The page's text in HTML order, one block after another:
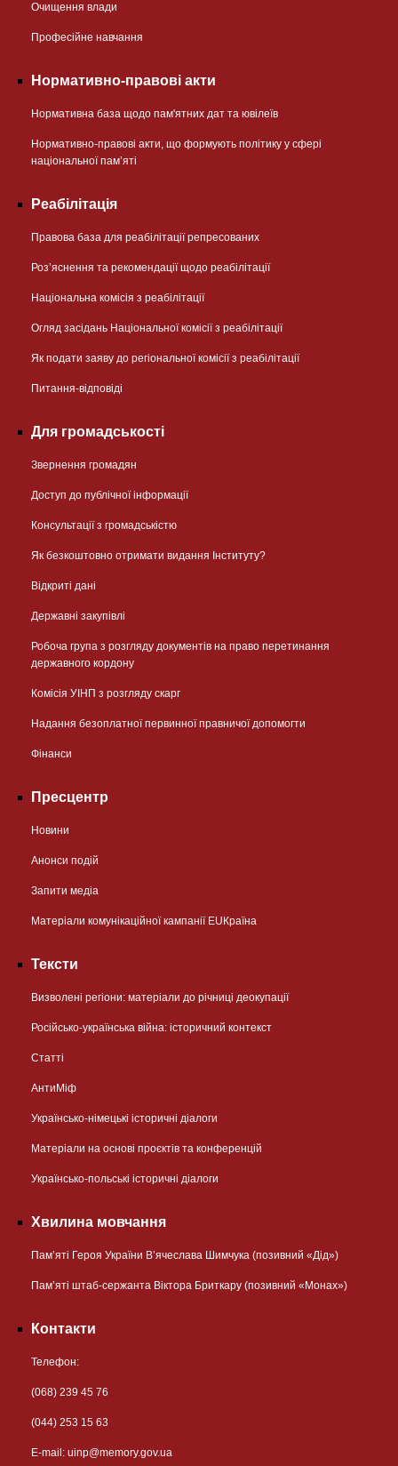
Очищення влади
Професійне навчання
Нормативно-правові акти
Нормативна база щодо пам'ятних дат та ювілеїв
Нормативно-правові акти, що формують політику у сфері
національної памʼяті
Реабілітація
Правова база для реабілітації репресованих
Розʼяснення та рекомендації щодо реабілітації
Національна комісія з реабілітації
Огляд засідань Національної комісії з реабілітації
Як подати заяву до регіональної комісії з реабілітації
Питання-відповіді
Для громадськості
Звернення громадян
Доступ до публічної інформації
Консультації з громадськістю
Як безкоштовно отримати видання Інституту?
Відкриті дані
Державні закупівлі
Робоча група з розгляду документів на право перетинання
державного кордону
Комісія УІНП з розгляду скарг
Надання безоплатної первинної правничої допомогти
Фінанси
Пресцентр
Новини
Анонси подій
Запити медіа
Матеріали комунікаційної кампанії EUКраїна
Тексти
Визволені регіони: матеріали до річниці деокупації
Російсько-українська війна: історичний контекст
Статті
АнтиМіф
Українсько-німецькі історичні діалоги
Матеріали на основі проєктів та конференцій
Українсько-польські історичні діалоги
Хвилина мовчання
Пам’яті Героя України В’ячеслава Шимчука (позивний «Дід»)
Пам’яті штаб-сержанта Віктора Бриткару (позивний «Монах»)
Контакти
Телефон:
(068) 239 45 76
(044) 253 15 63
Е-mail: uinp@memory.gov.ua